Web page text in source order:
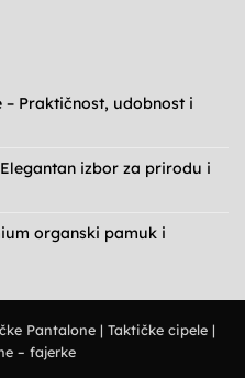
Praktičnost, udobnost i
izbor za prirodu i
organski pamuk i
Pantalone| Taktičke cipele|
– fajerke